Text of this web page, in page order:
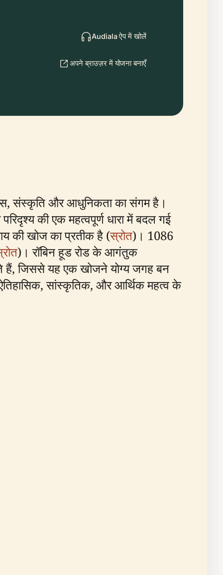
Audiala ऐप में खोलें
अपने ब्राउज़र में योजना बनाएँ
संस्कृति और आधुनिकता का संगम है।
की एक महत्वपूर्ण धारा में बदल गई
की खोज का प्रतीक है (स्रोत)। 1086
)। रॉबिन हूड रोड के आगंतुक
हैं, जिससे यह एक खोजने योग्य जगह बन
सांस्कृतिक, और आर्थिक महत्व के